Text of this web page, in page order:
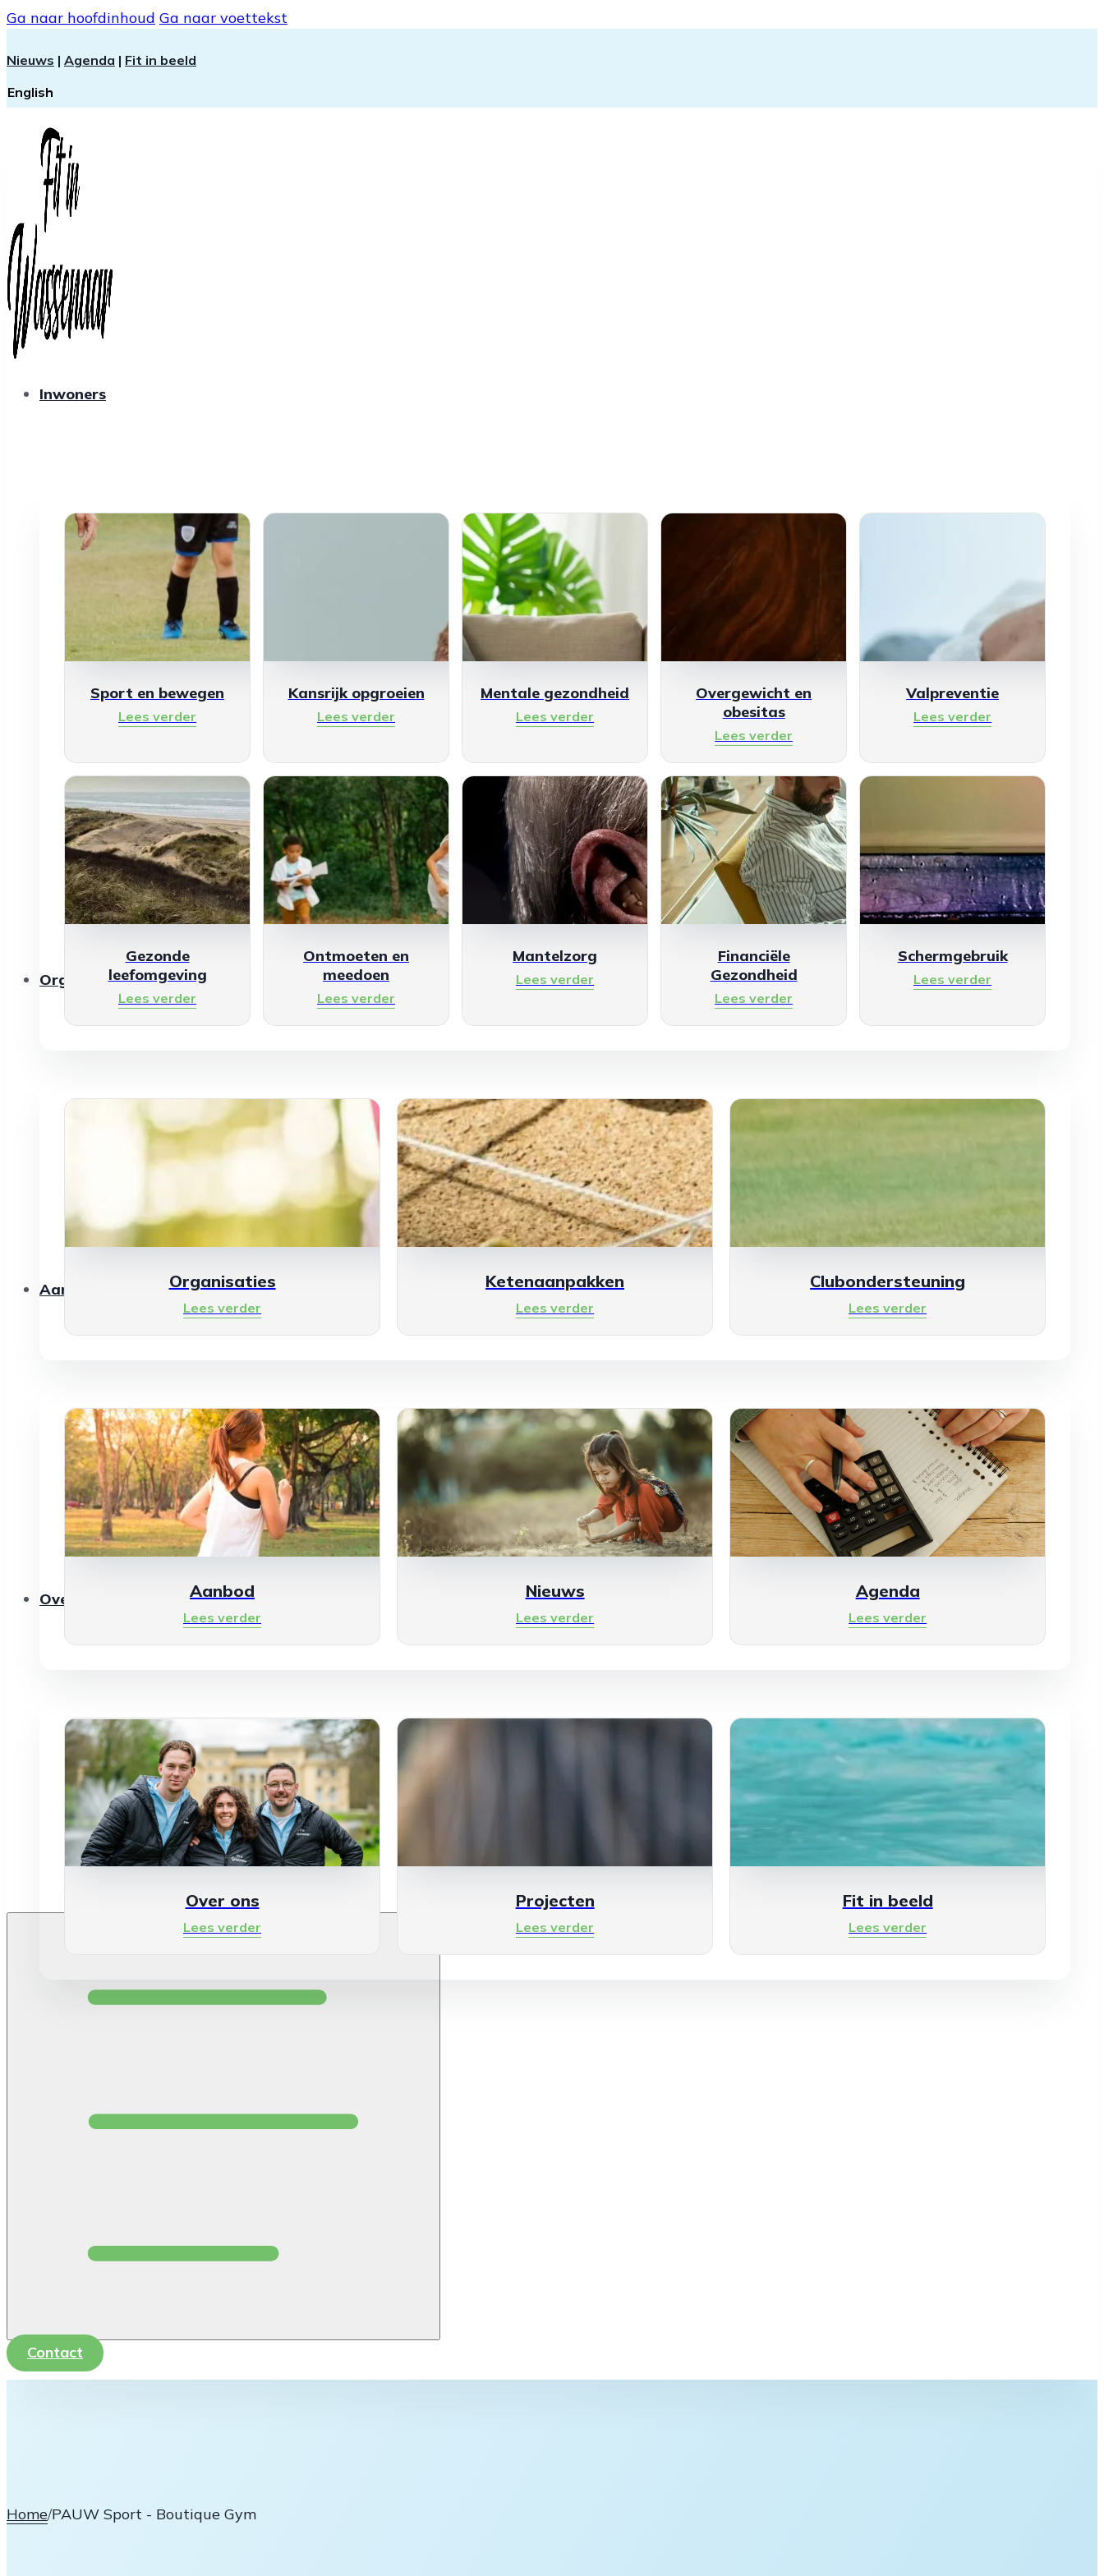
Ga naar hoofdinhoud Ga naar voettekst
Nieuws | Agenda | Fit in beeld
English
Inwoners
Sport en bewegen
Lees verder
Kansrijk opgroeien
Lees verder
Mentale gezondheid
Lees verder
Overgewicht en
obesitas
Lees verder
Valpreventie
Lees verder
Gezonde
leefomgeving
Lees verder
Ontmoeten en
meedoen
Lees verder
Mantelzorg
Lees verder
Financiële
Gezondheid
Lees verder
Schermgebruik
Lees verder
Organisaties
Organisaties
Lees verder
Ketenaanpakken
Lees verder
Clubondersteuning
Lees verder
Aanbod
Aanbod
Lees verder
Nieuws
Lees verder
Agenda
Lees verder
Over ons
Over ons
Lees verder
Projecten
Lees verder
Fit in beeld
Lees verder
Contact
Home/PAUW Sport - Boutique Gym